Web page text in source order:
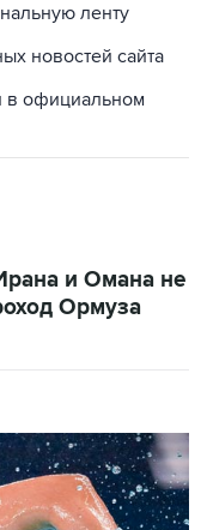
ленту
новостей сайта
в официальном
и Омана не
Ормуза